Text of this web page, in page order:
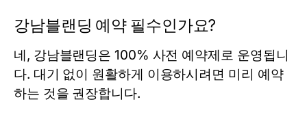
강남블랜딩 예약 필수인가요?
네, 강남블랜딩은 100% 사전 예약제로 운영됩니
다. 대기 없이 원활하게 이용하시려면 미리 예약
하는 것을 권장합니다.